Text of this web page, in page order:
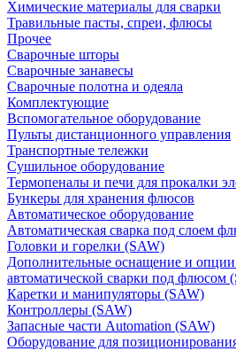
Химические материалы для сварки
Травильные пасты, спреи, флюсы
Прочее
Сварочные шторы
Сварочные занавесы
Сварочные полотна и одеяла
Комплектующие
Вспомогательное оборудование
Пульты дистанционного управления
Транспортные тележки
Сушильное оборудование
Термопеналы и печи для прокалки
Бункеры для хранения флюсов
Автоматическое оборудование
Автоматическая сварка под слоем
Головки и горелки (SAW)
Дополнительные оснащение и опции
автоматической сварки под флюсом
Каретки и манипуляторы (SAW)
Контроллеры (SAW)
Запасные части Automation (SAW)
Оборудование для